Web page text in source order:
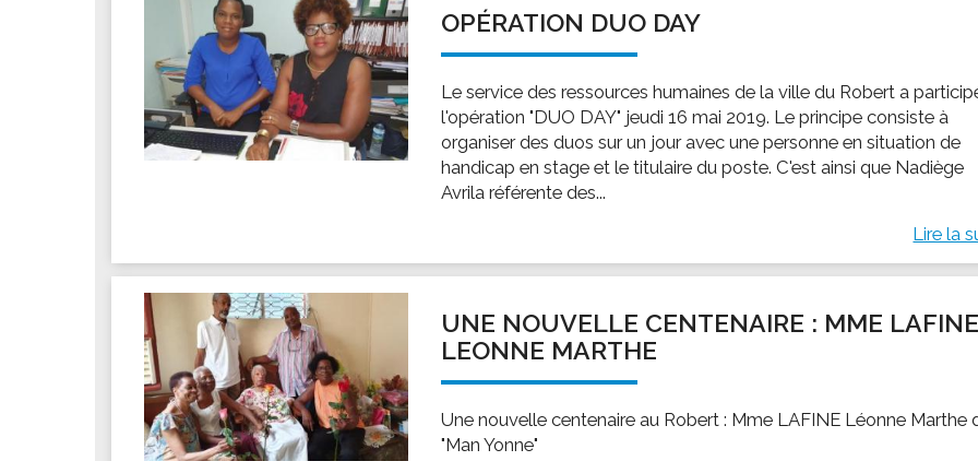
OPÉRATION DUO DAY
Le service des ressources humaines de la ville du Robert a
l'opération "DUO DAY" jeudi 16 mai 2019. Le principe consiste à
organiser des duos sur un jour avec une personne en situation de
handicap en stage et le titulaire du poste. C'est ainsi que Nadiège
Avrila référente des...
Lire la
UNE NOUVELLE CENTENAIRE : MME LAFINE
LEONNE MARTHE
Une nouvelle centenaire au Robert : Mme LAFINE Léonne Marthe
"Man Yonne"